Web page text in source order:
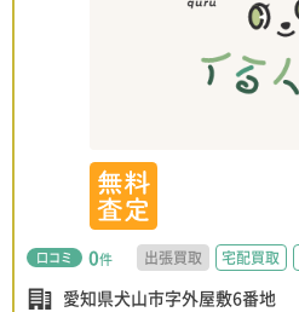
口コミ 0件 出張買取 宅配買取
愛知県犬山市字外屋敷6番地